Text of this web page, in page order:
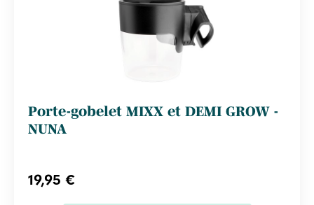
Porte-gobelet MIXX et DEMI GROW -
NUNA
19,95 €